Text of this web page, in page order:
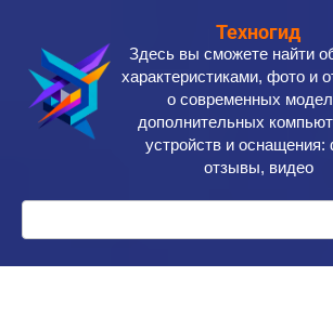
контенту
Техногид
Здесь вы сможете найти
характеристиками, фото и
о современных
дополнительных
устройств и оснащения:
отзывы, видео
Поиск: